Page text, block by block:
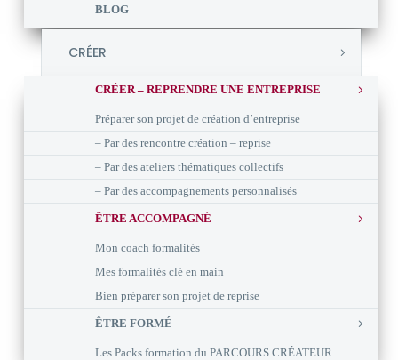
BLOG
CRÉER
CRÉER – REPRENDRE UNE ENTREPRISE
Préparer son projet de création d’entreprise
– Par des rencontre création – reprise
– Par des ateliers thématiques collectifs
– Par des accompagnements personnalisés
ÊTRE ACCOMPAGNÉ
Mon coach formalités
Mes formalités clé en main
Bien préparer son projet de reprise
ÊTRE FORMÉ
Les Packs formation du PARCOURS CRÉATEUR